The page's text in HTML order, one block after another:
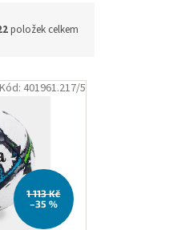
položek celkem
1 113 Kč
–35 %
Kód: 401961.217/5